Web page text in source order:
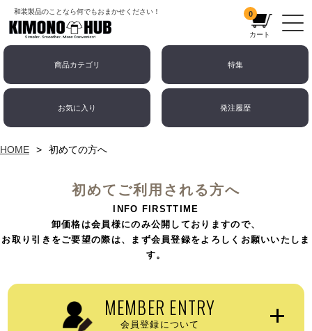
和装製品のことなら何でもおまかせください！ 0
カート
商品カテゴリ 特集
お気に入り 発注履歴
HOME 初めての方へ
初めてご利用される方へ
INFO FIRSTTIME
卸価格は会員様にのみ公開しておりますので、
お取り引きをご要望の際は、まず会員登録をよろしくお願いいたしま
す。
MEMBER ENTRY
会員登録について